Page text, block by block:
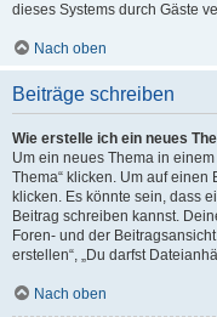
dieses Systems durch Gäste
Nach oben
Beiträge schreiben
Wie erstelle ich ein neues
Um ein neues Thema in
Thema“ klicken. Um auf einen
klicken. Es könnte sein, dass
Beitrag schreiben kannst.
Foren- und der
erstellen“, „Du darfst
Nach oben